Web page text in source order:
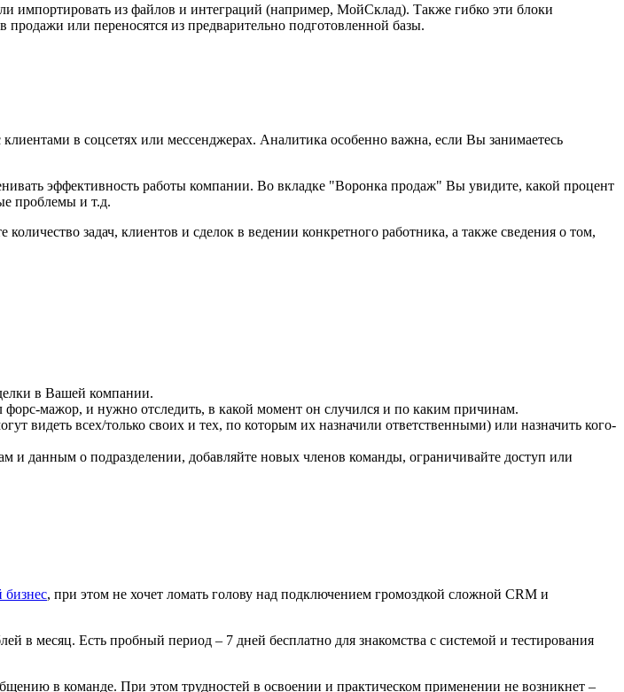
импортировать из файлов и интеграций (например, МойСклад). Также гибко эти блоки
или переносятся из предварительно подготовленной базы.
в соцсетях или мессенджерах. Аналитика особенно важна, если Вы занимаетесь
эффективность работы компании. Во вкладке "Воронка продаж" Вы увидите, какой процент
проблемы и т.д.
задач, клиентов и сделок в ведении конкретного работника, а также сведения о том,
в Вашей компании.
мажор, и нужно отследить, в какой момент он случился и по каким причинам.
видеть всех/только своих и тех, по которым их назначили ответственными) или назначить кого-
и данным о подразделении, добавляйте новых членов команды, ограничивайте доступ или
бизнес, при этом не хочет ломать голову над подключением громоздкой сложной CRM и
в месяц. Есть пробный период – 7 дней бесплатно для знакомства с системой и тестирования
в команде. При этом трудностей в освоении и практическом применении не возникнет –